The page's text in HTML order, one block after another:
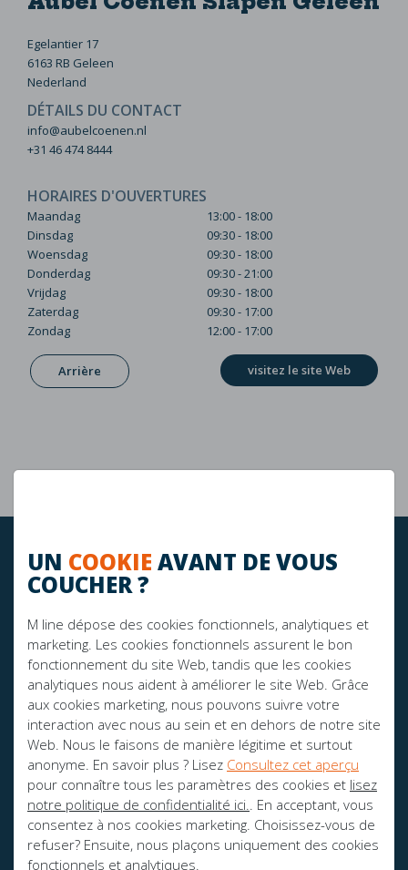
UN COOKIE AVANT DE VOUS
COUCHER ?
M line dépose des cookies fonctionnels, analytiques et
marketing. Les cookies fonctionnels assurent le bon
fonctionnement du site Web, tandis que les cookies
analytiques nous aident à améliorer le site Web. Grâce
aux cookies marketing, nous pouvons suivre votre
interaction avec nous au sein et en dehors de notre site
Web. Nous le faisons de manière légitime et surtout
anonyme. En savoir plus ? Lisez Consultez cet aperçu
pour connaître tous les paramètres des cookies et lisez
notre politique de confidentialité ici.. En acceptant, vous
consentez à nos cookies marketing. Choisissez-vous de
refuser? Ensuite, nous plaçons uniquement des cookies
fonctionnels et analytiques.
Egelantier 17
6163 RB Geleen
Nederland
DÉTAILS DU CONTACT
info@aubelcoenen.nl
+31 46 474 8444
HORAIRES D'OUVERTURES
Maandag
13:00 - 18:00
Dinsdag
09:30 - 18:00
Woensdag
09:30 - 18:00
Donderdag
09:30 - 21:00
Vrijdag
09:30 - 18:00
Zaterdag
09:30 - 17:00
Zondag
12:00 - 17:00
Arrière visitez le site Web
RESTEZ À JOUR!
FIER SPONSOR DE: